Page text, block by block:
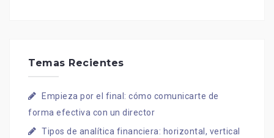
Temas Recientes
Empieza por el final: cómo comunicarte de
forma efectiva con un director
Tipos de analítica financiera: horizontal, vertical